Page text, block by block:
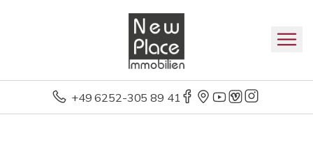
+49 6252-305 89 41